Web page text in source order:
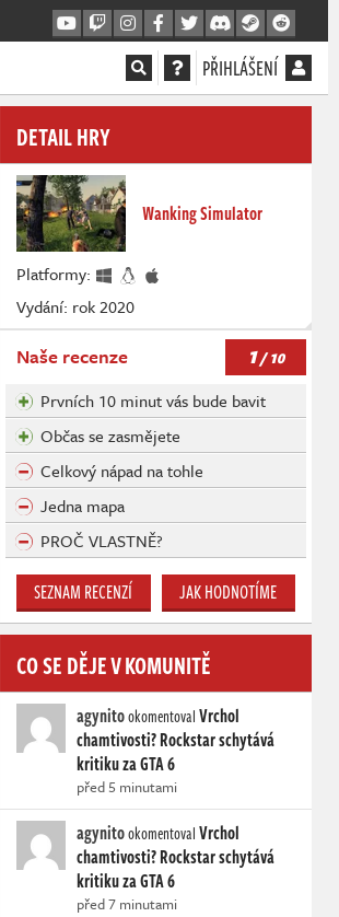
PŘIHLÁŠENÍ
DETAIL HRY
Wanking Simulator
Platformy:
Vydání: rok 2020
Naše recenze 1/ 10
Prvních 10 minut vás bude bavit
Občas se zasmějete
Celkový nápad na tohle
Jedna mapa
PROČ VLASTNĚ?
SEZNAM RECENZÍ JAK HODNOTÍME
CO SE DĚJE V KOMUNITĚ
agynitookomentovalVrchol
chamtivosti? Rockstar schytává
kritiku za GTA 6
před 5 minutami
agynitookomentovalVrchol
chamtivosti? Rockstar schytává
kritiku za GTA 6
před 7 minutami